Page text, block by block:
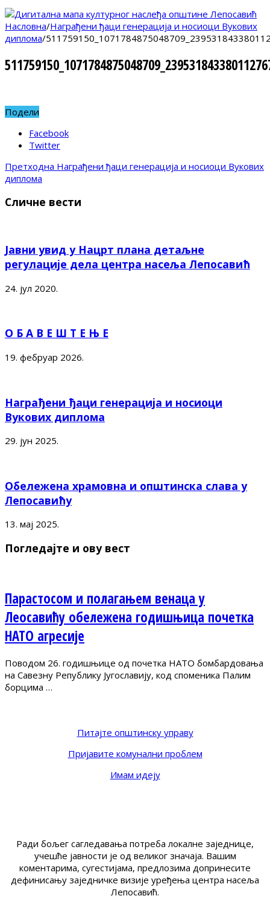
Насловна/Награђени ђаци генерација и носиоци Вукових
диплома/
Подели
Facebook
Twitter
Претходна Награђени ђаци генерација и носиоци Вукових
диплома
Сличне вести
Јавни увид у Нацрт плана детаљне
регулације дела центра насеља Лепосавић
24. јул 2020.
О Б А В Е Ш Т Е Њ Е
19. фебруар 2026.
Награђени ђаци генерација и носиоци
Вукових диплома
29. јун 2025.
Обележена храмовна и општинска слава у
Лепосавићу
13. мај 2025.
Погледајте и ову вест
Парастосом и полагањем венаца у
Леосавићу обележена годишњица почетка
НАТО агресије
Поводом 26. годишњице од почетка НАТО бомбардовања
на Савезну Републику Југославију, код споменика Палим
борцима …
Питајте општинску управу
Пријавите комунални проблем
Имам идеју
Ради бољег сагледавања потреба локалне заједнице,
учешће јавности је од великог значаја. Вашим
коментарима, сугестијама, предлозима допринесите
дефинисању заједничке визије уређења центра насеља
Лепосавић.